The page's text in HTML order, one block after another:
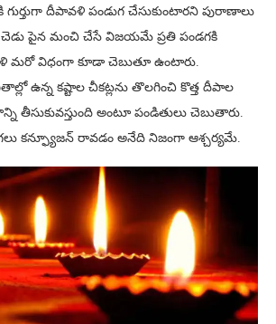
దీపావళి పండుగ చేసుకుంటారని పురాణాలు
పైన మంచి చేసే విజయమే ప్రతి పండగకి
విధంగా కూడా చెబుతూ ఉంటారు.
ఉన్న కష్టాల చీకట్లను తొలగించి కొత్త దీపాల
తీసుకువస్తుంది అంటూ పండితులు చెబుతారు.
కన్ఫ్యూజన్ రావడం అనేది నిజంగా ఆశ్చర్యమే.